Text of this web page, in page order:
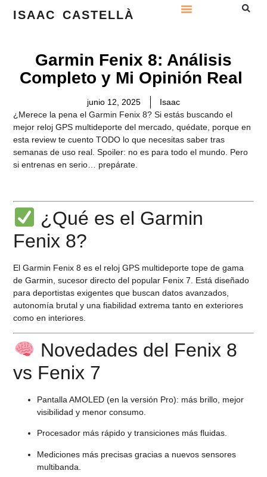
ISAAC CASTELLÀ
Garmin Fenix 8: Análisis
Completo y Mi Opinión Real
junio 12, 2025
Isaac
¿Merece la pena el Garmin Fenix 8? Si estás buscando el
mejor reloj GPS multideporte del mercado, quédate, porque en
esta review te cuento TODO lo que necesitas saber tras
semanas de uso real. Spoiler: no es para todo el mundo. Pero
si entrenas en serio… prepárate.
¿Qué es el Garmin
Fenix 8?
ElGarmin Fenix 8 es el reloj GPS multideporte tope de gama
de Garmin, sucesor directo del popular Fenix 7. Está diseñado
para deportistas exigentes que buscan datos avanzados,
autonomía brutal y una fiabilidad extrema tanto en exteriores
como en interiores.
Novedades del Fenix 8
vs Fenix 7
Pantalla AMOLED (en la versión Pro): más brillo, mejor
visibilidad y menor consumo.
Procesador más rápido y transiciones más fluidas.
Mediciones más precisas gracias a nuevos sensores
multibanda.